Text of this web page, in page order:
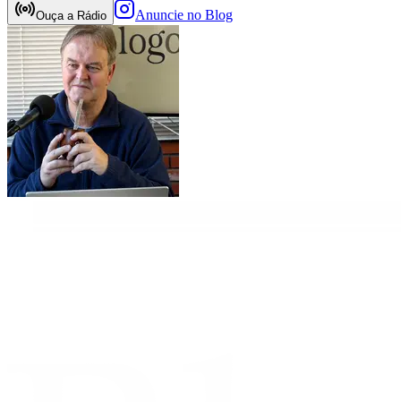
Ouça a Rádio Anuncie no Blog